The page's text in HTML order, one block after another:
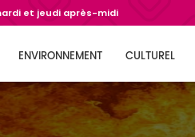
et jeudi après-midi
ENVIRONNEMENT CULTUREL